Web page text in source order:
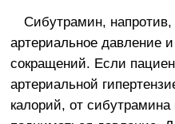
Сибутрамин,
артериальное давление
сокращений. Если
артериальной
калорий, от